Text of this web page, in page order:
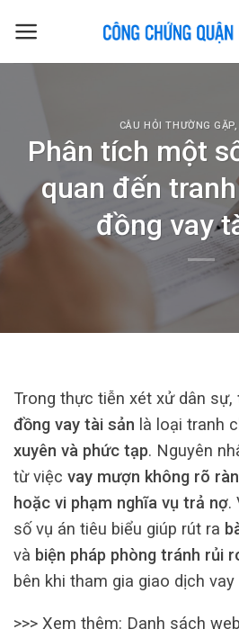
CÂU HỎI THƯỜNG GẶP
Phân tích một
quan đến
đồng vay
Trong thực tiễn xét xử dân sự,
đồng vay tài sản là loại tranh
xuyên và phức tạp. Nguyên
từ việc vay mượn không rõ
hoặc vi phạm nghĩa vụ trả nợ.
số vụ án tiêu biểu giúp rút ra
và biện pháp phòng tránh rủi
bên khi tham gia giao dịch
>>> Xem thêm: Danh sách